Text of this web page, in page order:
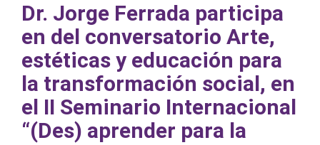
Dr. Jorge Ferrada participa
en del conversatorio Arte,
estéticas y educación para
la transformación social, en
el II Seminario Internacional
“(Des) aprender para la